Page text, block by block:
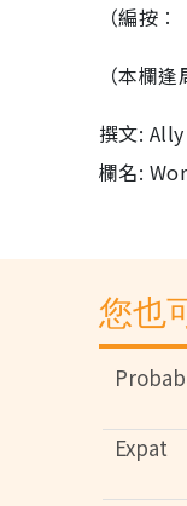
（編按
（本欄
撰文:
欄名:
您也
Expat